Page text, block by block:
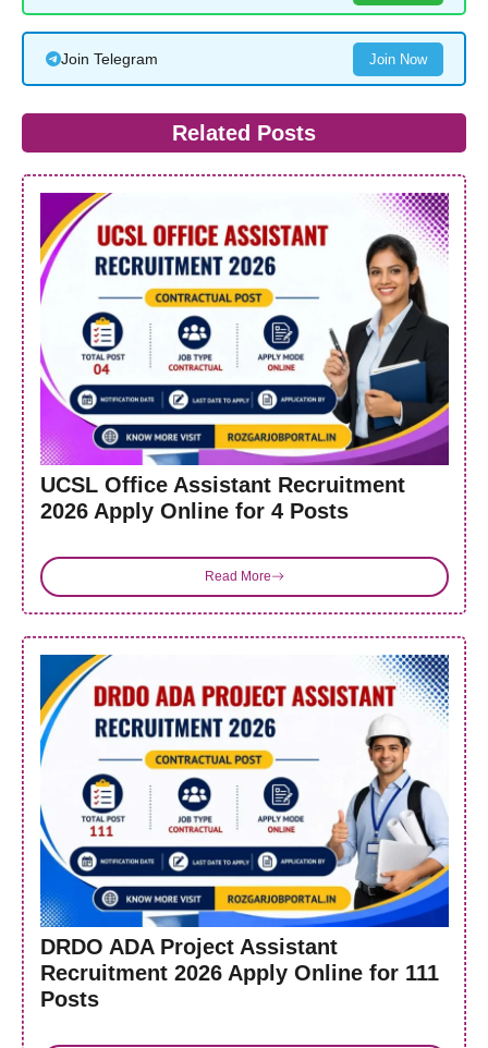
Join Telegram Join Now
Related Posts
UCSL Office Assistant Recruitment
2026 Apply Online for 4 Posts
Read More
DRDO ADA Project Assistant
Recruitment 2026 Apply Online for 111
Posts